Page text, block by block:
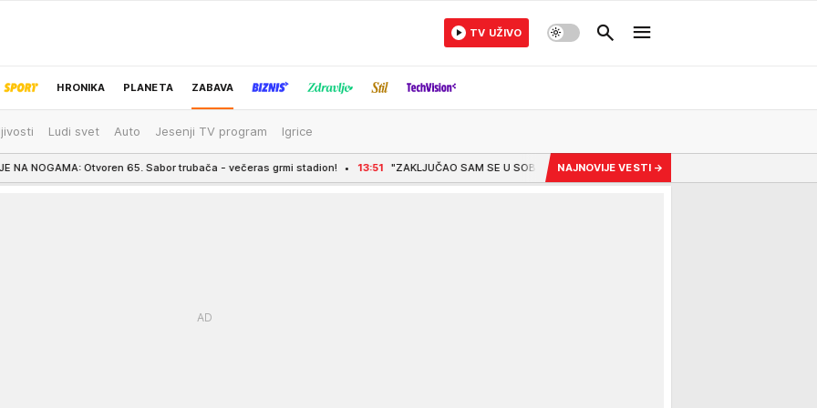
HRONIKA PLANETA ZABAVA
IZBOR UREDNIKA
TV UŽIVO
Ludi svet Auto Jesenji TV program Igrice
Otvoren 65. Sabor trubača - večeras grmi stadion! 13:51 "ZAKLJUČAO SAM SE U SOBU MESEC DANA" Vladan Savić o bolnim rastancima, pevač otkrio kako
NAJNOVIJE VESTI →